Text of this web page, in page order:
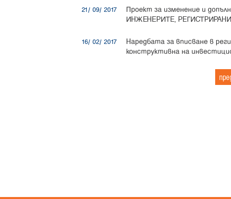
21/ 09/ 2017
Проект за изменение и
ИНЖЕНЕРИТЕ,
16/ 02/ 2017
Наредбата за вписване в
конструктивна на